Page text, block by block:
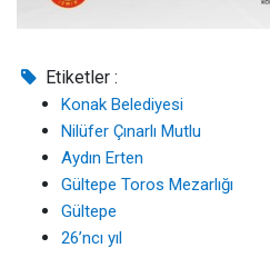
Etiketler :
Konak Belediyesi
Nilüfer Çınarlı Mutlu
Aydın Erten
Gültepe Toros Mezarlığı
Gültepe
26’ncı yıl